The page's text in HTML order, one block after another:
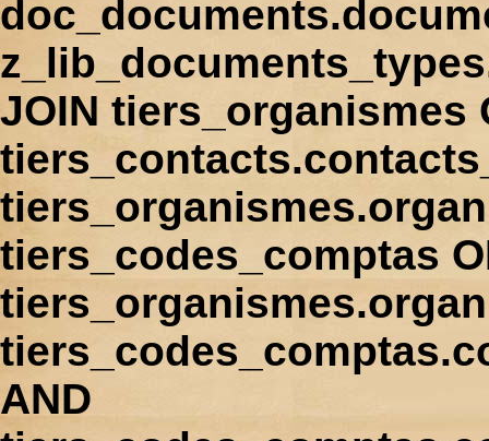
JOIN tiers_organismes
tiers_codes_comptas
AND